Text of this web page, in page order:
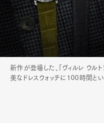
新作が登場した、「ヴィルレ ウルト
美なドレスウォッチに100時間と